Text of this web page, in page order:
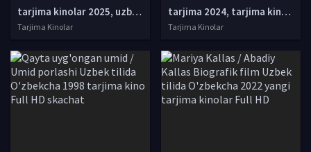
tarjima kinolar 2025, uzbek tarjima kinolar 2025, tarjima kinolar uzbek tilida 2025, tarjima kinolar o zbek 2025, tarjima kinolar o zbek tilida 2025, yangi tarjima kinolar 2025, uzmovi tarjima kinolar 2025, uzmovi com tarjima kinolar 2025, uzbekcha t
Tarjima Kinolar
tarjima 2024, tarjima kinolar 2024, uzbek tarjima 2024, tarjima kinolar tilida tilida 2024, uzbek tilida tarjima 2024, kino tarjima 2024, uzbek tarjima kinolar 2024, tarjima kinolar 2024 uzbek tilida, tarjima kinolar 2024 o zbek, tarjima kinolar 2024
Tarjima Kinolar